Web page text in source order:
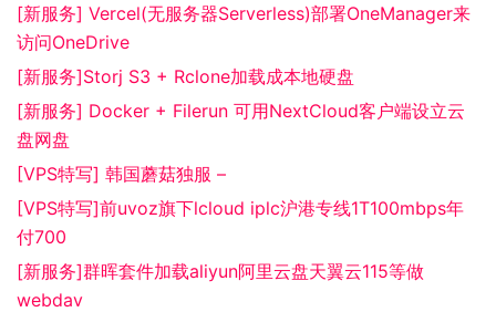
[新服务] Vercel(无服务器Serverless)部署OneManager来
访问OneDrive
[新服务]Storj S3 + Rclone加载成本地硬盘
[新服务] Docker + Filerun 可用NextCloud客户端设立云
盘网盘
[VPS特写] 韩国蘑菇独服 –
[VPS特写]前uvoz旗下lcloud iplc沪港专线1T100mbps年
付700
[新服务]群晖套件加载aliyun阿里云盘天翼云115等做
webdav